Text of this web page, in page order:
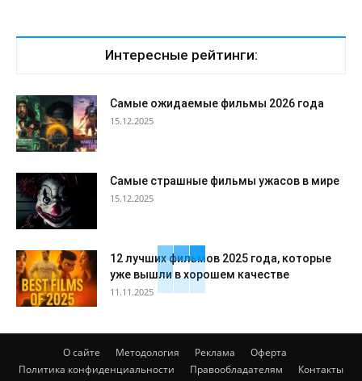
Интересные рейтинги:
Самые ожидаемые фильмы 2026 года
15.12.2025
Самые страшные фильмы ужасов в мире
15.12.2025
12 лучших фильмов 2025 года, которые
уже вышли в хорошем качестве
11.11.2025
О сайте Методология Реклама
Оферта
Политика конфиденциальности
Правообладателям Контакты